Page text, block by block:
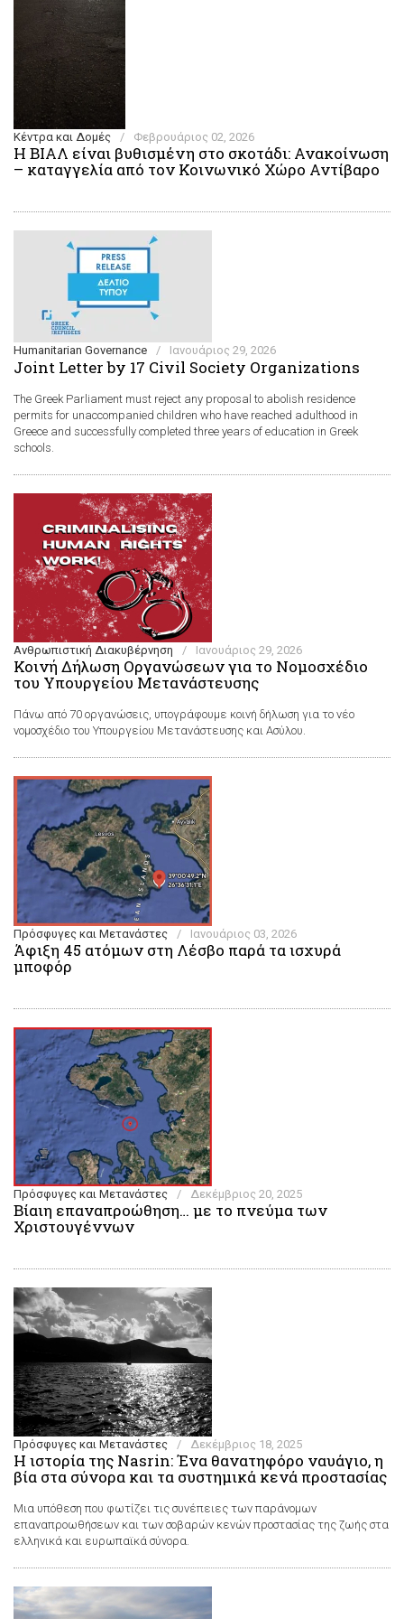
Κέντρα και Δομές / Φεβρουάριος 02, 2026
Η ΒΙΑΛ είναι βυθισμένη στο σκοτάδι: Ανακοίνωση
– καταγγελία από τον Κοινωνικό Χώρο Αντίβαρο
Humanitarian Governance / Ιανουάριος 29, 2026
Joint Letter by 17 Civil Society Organizations
The Greek Parliament must reject any proposal to abolish residence
permits for unaccompanied children who have reached adulthood in
Greece and successfully completed three years of education in Greek
schools.
Ανθρωπιστική Διακυβέρνηση / Ιανουάριος 29, 2026
Κοινή Δήλωση Οργανώσεων για το Νομοσχέδιο
του Υπουργείου Μετανάστευσης
Πάνω από 70 οργανώσεις, υπογράφουμε κοινή δήλωση για το νέο
νομοσχέδιο του Υπουργείου Μετανάστευσης και Ασύλου.
Πρόσφυγες και Μετανάστες / Ιανουάριος 03, 2026
Άφιξη 45 ατόμων στη Λέσβο παρά τα ισχυρά
μποφόρ
Πρόσφυγες και Μετανάστες / Δεκέμβριος 20, 2025
Βίαιη επαναπροώθηση… με το πνεύμα των
Χριστουγέννων
Πρόσφυγες και Μετανάστες / Δεκέμβριος 18, 2025
Η ιστορία της Nasrin: Ένα θανατηφόρο ναυάγιο, η
βία στα σύνορα και τα συστημικά κενά προστασίας
Μια υπόθεση που φωτίζει τις συνέπειες των παράνομων
επαναπροωθήσεων και των σοβαρών κενών προστασίας της ζωής στα
ελληνικά και ευρωπαϊκά σύνορα.